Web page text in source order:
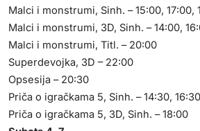
Malci i monstrumi, Sinh. – 15:00, 17:00,
Malci i monstrumi, 3D, Sinh. – 14:00,
Malci i monstrumi, Titl. – 20:00
Superdevojka, 3D – 22:00
Opsesija – 20:30
Priča o igračkama 5, Sinh. – 14:30, 16:30
Priča o igračkama 5, 3D, Sinh. – 18:00